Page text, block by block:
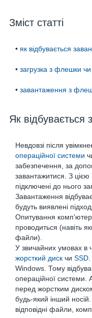
Зміст статті
•як відбувається
•загрузка з флешки
•завантаження з
Як
Невдовзі після
операційної системи
забезпечення, за
завантажитися. З цією
підключені до нього
Завантаження
будуть виявлені
Опитування
проводиться (навіть
файли).
У звичайних умовах в
жорсткий диск чиSSD
Windows. Тому
операційної
перед жорстким
будь-який інший
відповідні файли,